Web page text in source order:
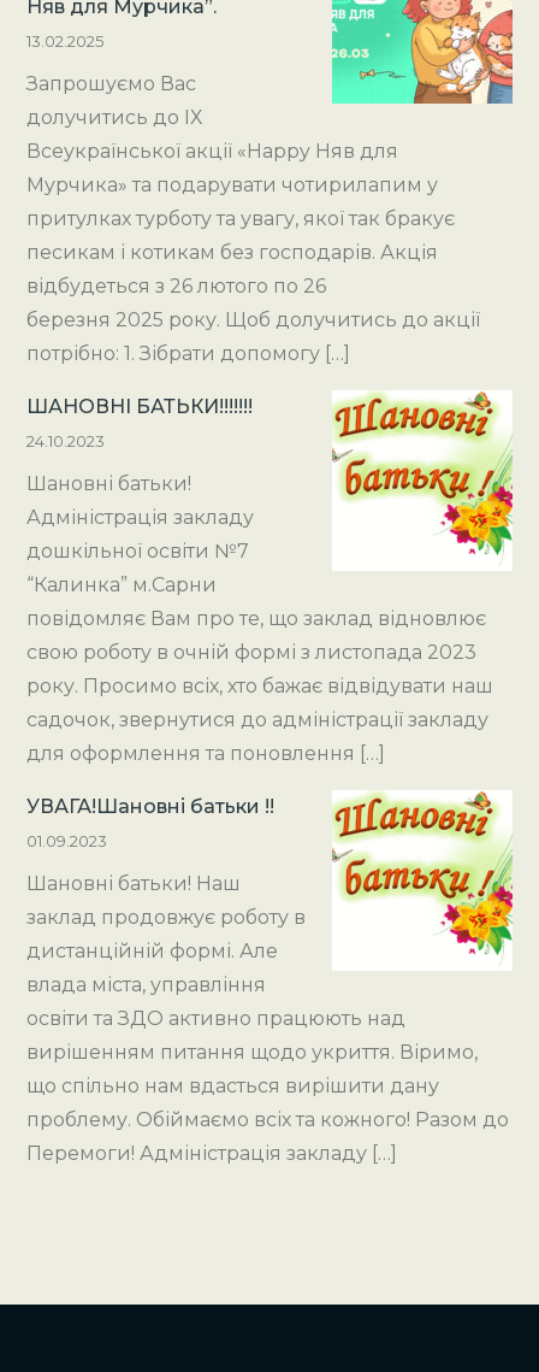
Няв для Мурчика”.
13.02.2025
Запрошуємо Вас
долучитись до ІХ
Всеукраїнської акції «Happy Няв для
Мурчика» та подарувати чотирилапим у
притулках турботу та увагу, якої так бракує
песикам і котикам без господарів. Акція
відбудеться з 26 лютого по 26
березня 2025 року. Щоб долучитись до акції
потрібно: 1. Зібрати допомогу […]
ШАНОВНІ БАТЬКИ!!!!!!!
24.10.2023
Шановні батьки!
Адміністрація закладу
дошкільної освіти №7
“Калинка” м.Сарни
повідомляє Вам про те, що заклад відновлює
свою роботу в очній формі з листопада 2023
року. Просимо всіх, хто бажає відвідувати наш
садочок, звернутися до адміністрації закладу
для оформлення та поновлення […]
УВАГА!Шановні батьки !!
01.09.2023
Шановні батьки! Наш
заклад продовжує роботу в
дистанційній формі. Але
влада міста, управління
освіти та ЗДО активно працюють над
вирішенням питання щодо укриття. Віримо,
що спільно нам вдасться вирішити дану
проблему. Обіймаємо всіх та кожного! Разом до
Перемоги! Адміністрація закладу […]